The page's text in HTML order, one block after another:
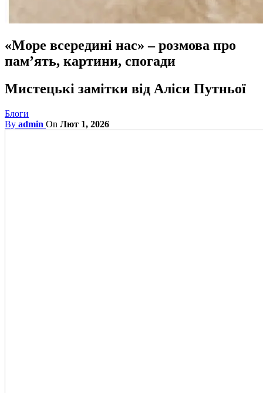
«Море всередині нас» – розмова про
пам’ять, картини, спогади
Мистецькі замітки від Аліси Путньої
Блоги
By admin On Лют 1, 2026